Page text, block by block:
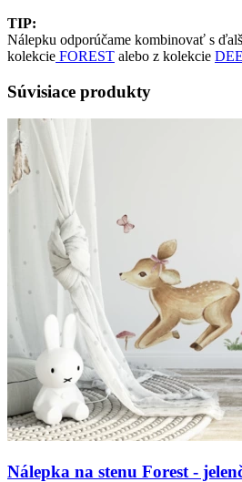
TIP:
Nálepku odporúčame kombinovať s
kolekcie FOREST alebo z kolekcie
Súvisiace produkty
Nálepka na stenu Forest -